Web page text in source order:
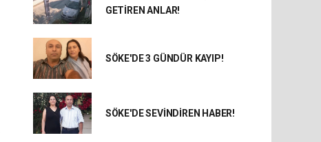
GETİREN ANLAR!
SÖKE'DE 3 GÜNDÜR KAYIP!
SÖKE'DE SEVİNDİREN HABER!